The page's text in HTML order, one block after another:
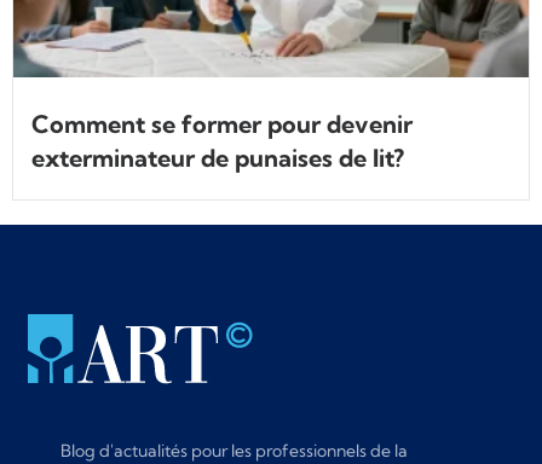
Comment se former pour devenir
exterminateur de punaises de lit?
Blog d'actualités pour les professionnels de la